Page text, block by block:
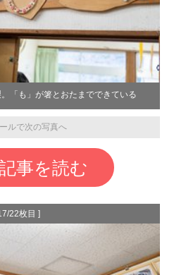
「も」が箸とおたまでできている
ルで次の写真へ
事を読む
22枚目 ]